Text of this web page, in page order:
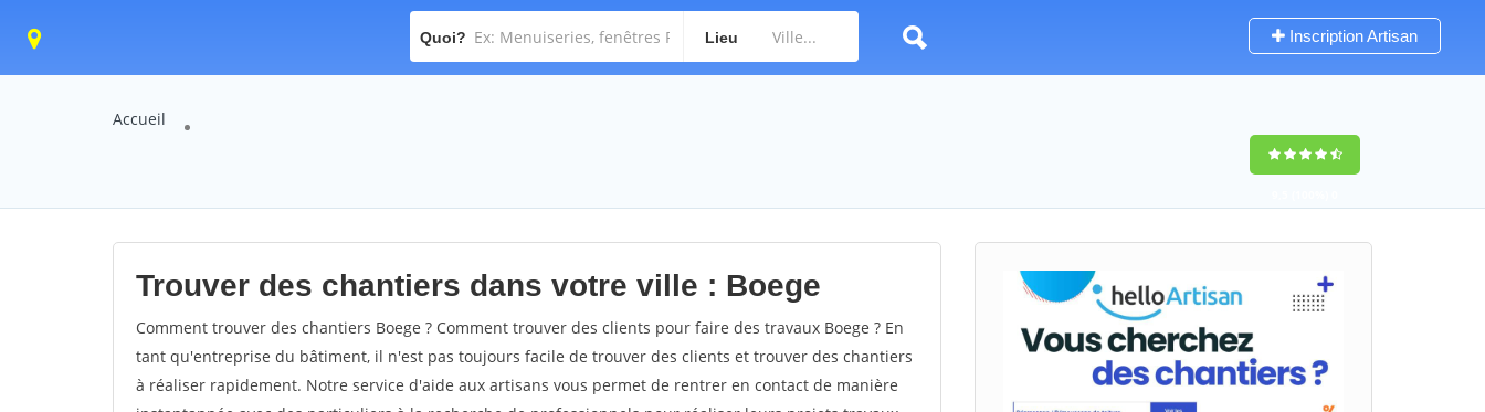
Quoi? Lieu Inscription Artisan
Accueil
Trouver des chantiers dans votre ville : Boege
Comment trouver des chantiers Boege ? Comment trouver des clients pour faire des travaux Boege ? En
tant qu'entreprise du bâtiment, il n'est pas toujours facile de trouver des clients et trouver des chantiers
à réaliser rapidement. Notre service d'aide aux artisans vous permet de rentrer en contact de manière